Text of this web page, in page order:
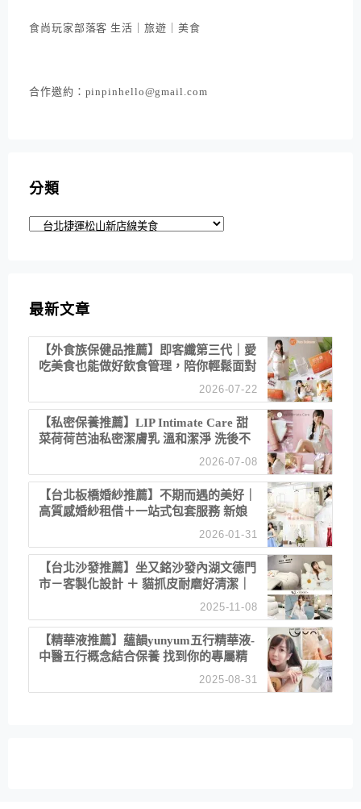
食尚玩家部落客 生活｜旅遊｜美食
合作邀約：pinpinhello@gmail.com
分類
最新文章
【外食族保健品推薦】即客纖第三代｜愛
吃美食也能做好飲食管理，陪你輕鬆面對
2026-07-22
【私密保養推薦】LIP Intimate Care 甜
菜荷荷芭油私密潔膚乳 溫和潔淨 洗後不
2026-07-08
【台北板橋婚紗推薦】不期而遇的美好｜
高質感婚紗租借＋一站式包套服務 新娘
2026-01-31
【台北沙發推薦】坐又銘沙發內湖文德門
市－客製化設計 ＋ 貓抓皮耐磨好清潔｜
直營直銷、價格透明 高CP值打造夢想
居家風格
2025-11-08
【精華液推薦】蘊韻yunyum五行精華液-
中醫五行概念結合保養 找到你的專屬精
華！ 水㊀土㊀就選「潤・賦精華」維持
肌膚剛剛好的平衡
2025-08-31